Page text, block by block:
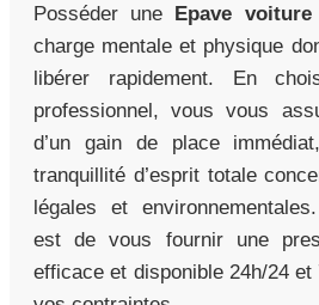
Posséder une Epave voiture
charge mentale et physique
libérer rapidement. En
professionnel, vous vous
d’un gain de place
tranquillité d’esprit totale
légales et
est de vous fournir une
efficace et disponible 24h/24 et